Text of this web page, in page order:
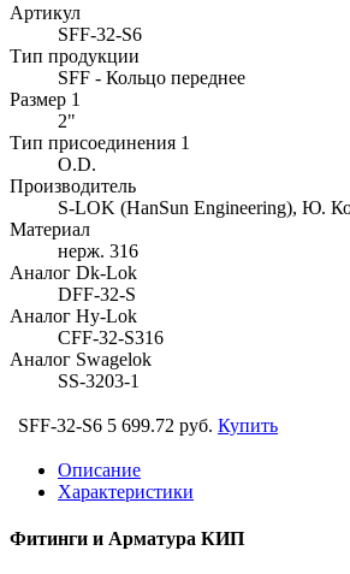
Артикул
SFF-32-S6
Тип продукции
SFF - Кольцо переднее
Размер 1
2"
Тип присоединения 1
O.D.
Производитель
S-LOK (HanSun Engineering), Ю.
Материал
нерж. 316
Аналог Dk-Lok
DFF-32-S
Аналог Hy-Lok
CFF-32-S316
Аналог Swagelok
SS-3203-1
SFF-32-S6 5 699.72 руб. Купить
Описание
Характеристики
Фитинги и Арматура КИП